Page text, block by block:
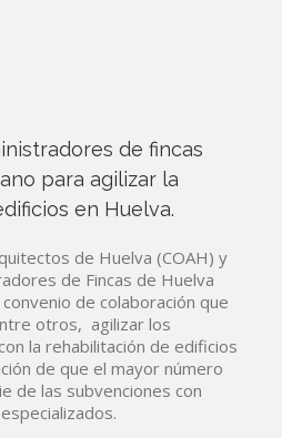
de fincas
para agilizar la
en Huelva.
de Huelva (COAH) y
de Fincas de Huelva
de colaboración que
otros, agilizar los
la rehabilitación de edificios
de que el mayor número
de las subvenciones con